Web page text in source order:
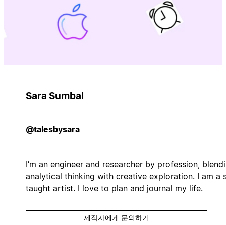
Sara Sumbal
@talesbysara
I’m an engineer and researcher by profession,
analytical thinking with creative exploration. I am a
taught artist. I love to plan and journal my life.
제작자에게 문의하기